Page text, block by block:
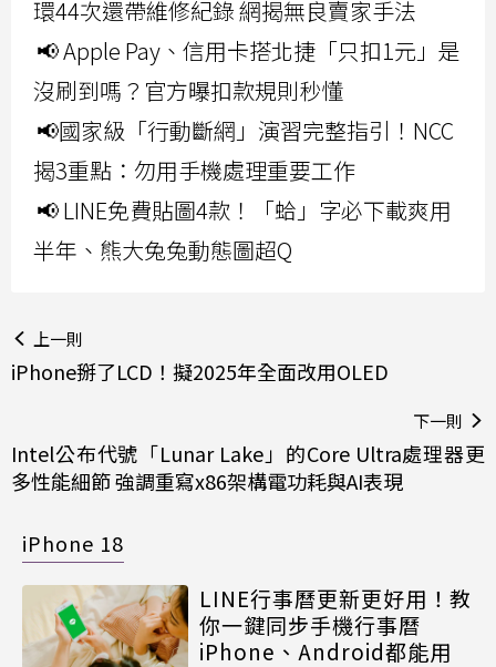
環44次還帶維修紀錄 網揭無良賣家手法
📢 Apple Pay、信用卡搭北捷「只扣1元」是
沒刷到嗎？官方曝扣款規則秒懂
📢國家級「行動斷網」演習完整指引！NCC
揭3重點：勿用手機處理重要工作
📢 LINE免費貼圖4款！「蛤」字必下載爽用
半年、熊大兔兔動態圖超Q
上一則
iPhone掰了LCD！擬2025年全面改用OLED
下一則
Intel公布代號「Lunar Lake」的Core Ultra處理器更
多性能細節 強調重寫x86架構電功耗與AI表現
iPhone 18
LINE行事曆更新更好用！教
你一鍵同步手機行事曆
iPhone、Android都能用